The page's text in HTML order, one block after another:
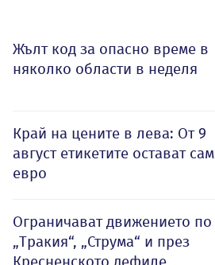
Жълт код за опасно време в
няколко области в неделя
Край на цените в лева: От 9
август етикетите остават
евро
Ограничават движението по
„Тракия“, „Струма“ и през
Кресненското дефиле